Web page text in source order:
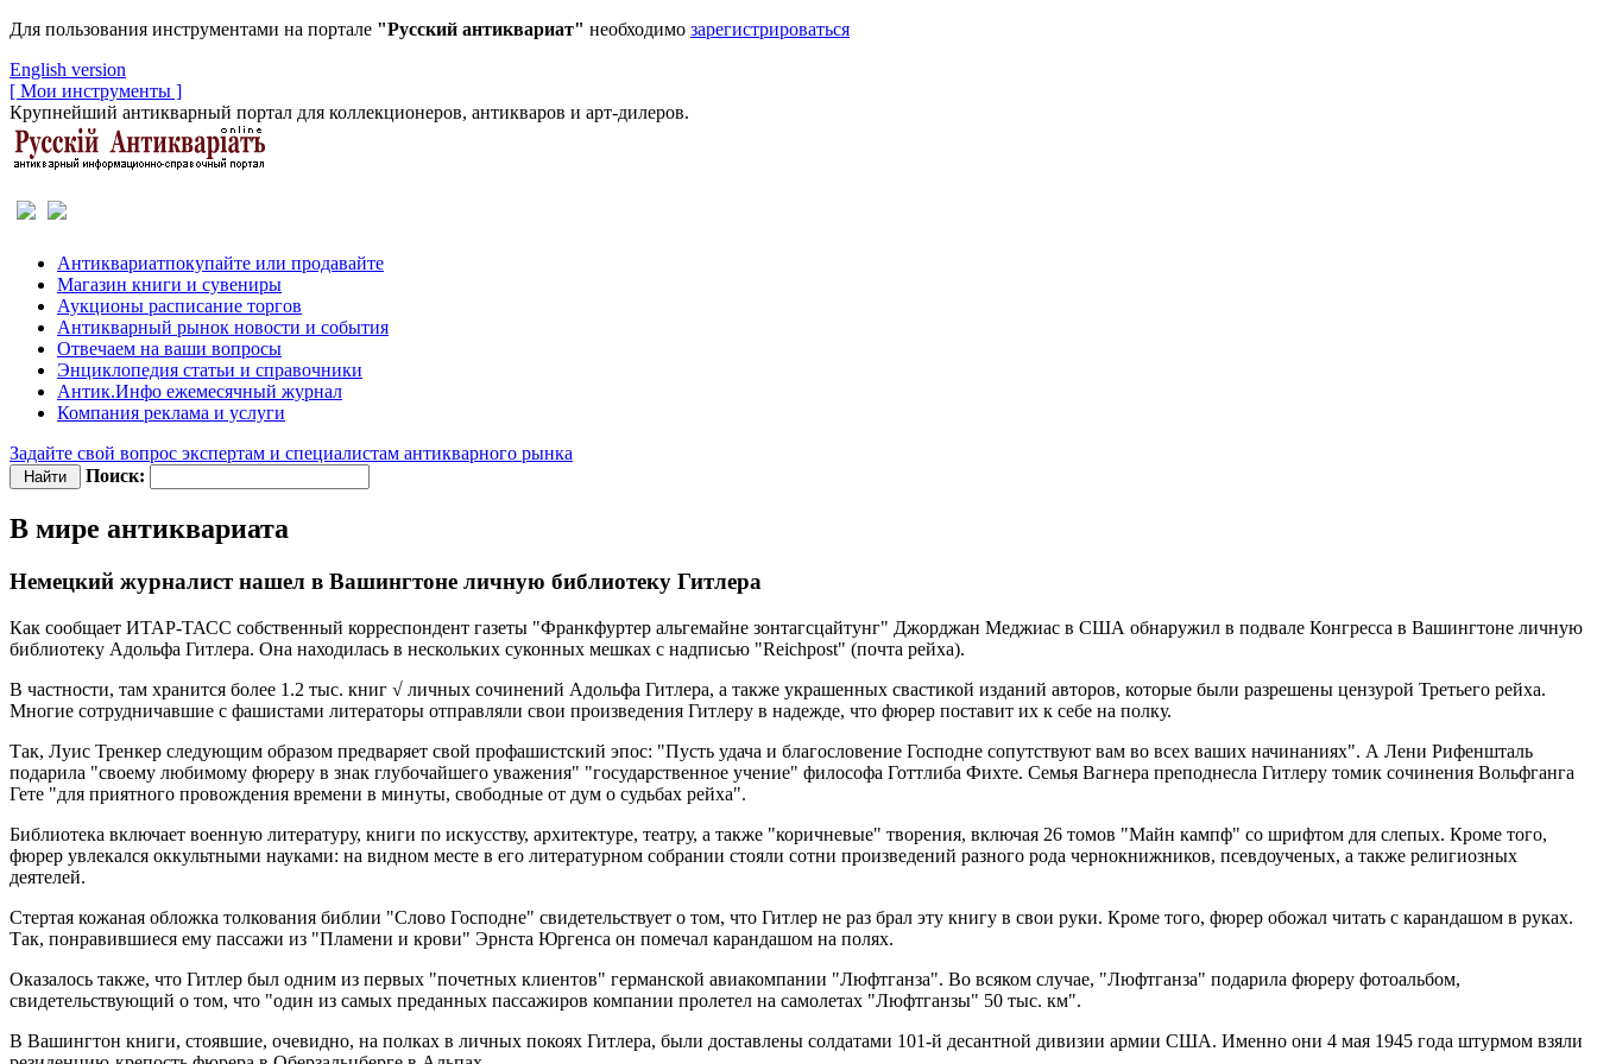
Для пользования инструментами на портале "Русский антиквариат" необходимо зарегистрироваться
English version
[ Мои инструменты ]
Крупнейший антикварный портал для коллекционеров, антикваров и арт-дилеров.
Антиквариатпокупайте или продавайте
Магазин книги и сувениры
Аукционы расписание торгов
Антикварный рынок новости и события
Отвечаем на ваши вопросы
Энциклопедия статьи и справочники
Антик.Инфо ежемесячный журнал
Компания реклама и услуги
Задайте свой вопрос экспертам и специалистам антикварного рынка
Поиск:
В мире антиквариата
Немецкий журналист нашел в Вашингтоне личную библиотеку Гитлера
Как сообщает ИТАР-ТАСС собственный корреспондент газеты "Франкфуртер альгемайне зонтагсцайтунг" Джорджан Меджиас в США обнаружил в подвале Конгресса в Вашингтоне личную
библиотеку Адольфа Гитлера. Она находилась в нескольких суконных мешках с надписью "Reichpost" (почта рейха).
В частности, там хранится более 1.2 тыс. книг √ личных сочинений Адольфа Гитлера, а также украшенных свастикой изданий авторов, которые были разрешены цензурой Третьего рейха.
Многие сотрудничавшие с фашистами литераторы отправляли свои произведения Гитлеру в надежде, что фюрер поставит их к себе на полку.
Так, Луис Тренкер следующим образом предваряет свой профашистский эпос: "Пусть удача и благословение Господне сопутствуют вам во всех ваших начинаниях". А Лени Рифеншталь
подарила "своему любимому фюреру в знак глубочайшего уважения" "государственное учение" философа Готтлиба Фихте. Семья Вагнера преподнесла Гитлеру томик сочинения Вольфганга
Гете "для приятного провождения времени в минуты, свободные от дум о судьбах рейха".
Библиотека включает военную литературу, книги по искусству, архитектуре, театру, а также "коричневые" творения, включая 26 томов "Майн кампф" со шрифтом для слепых. Кроме того,
фюрер увлекался оккультными науками: на видном месте в его литературном собрании стояли сотни произведений разного рода чернокнижников, псевдоученых, а также религиозных
деятелей.
Стертая кожаная обложка толкования библии "Слово Господне" свидетельствует о том, что Гитлер не раз брал эту книгу в свои руки. Кроме того, фюрер обожал читать с карандашом в руках.
Так, понравившиеся ему пассажи из "Пламени и крови" Эрнста Юргенса он помечал карандашом на полях.
Оказалось также, что Гитлер был одним из первых "почетных клиентов" германской авиакомпании "Люфтганза". Во всяком случае, "Люфтганза" подарила фюреру фотоальбом,
свидетельствующий о том, что "один из самых преданных пассажиров компании пролетел на самолетах "Люфтганзы" 50 тыс. км".
В Вашингтон книги, стоявшие, очевидно, на полках в личных покоях Гитлера, были доставлены солдатами 101-й десантной дивизии армии США. Именно они 4 мая 1945 года штурмом взяли